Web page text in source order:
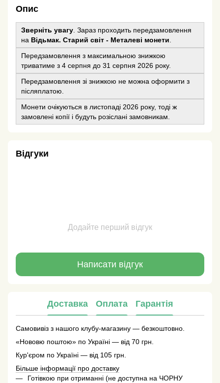
Опис
Зверніть увагу . Зараз проходить передзамовлення
на Відьмак. Старий світ - Металеві монети
Передзамовлення з максимальною знижкою
триватиме з 4 серпня до 31 серпня 2026 року.
Передзамовлення зі знижкою не можна оформити з
післяплатою.
Монети очікуються в листопаді 2026 року, тоді ж
замовлені копії і будуть розіслані замовникам.
Відгуки
Додайте перший відгук
Написати відгук
Доставка Оплата Гарантія
Самовивіз з нашого клубу-магазину — безкоштовно.
«Нововю поштою» по Україні — від 70 грн.
Кур'єром по Україні — від 105 грн.
Більше інформації про доставку
Готівкою при отриманні (не доступна на ЧОРНУ